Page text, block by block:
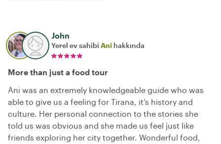
John
Yerel ev sahibi Ani hakkında
More than just a food tour
Ani was an extremely knowledgeable guide who was
able to give us a feeling for Tirana, it’s history and
culture. Her personal connection to the stories she
told us was obvious and she made us feel just like
friends exploring her city together. Wonderful food,